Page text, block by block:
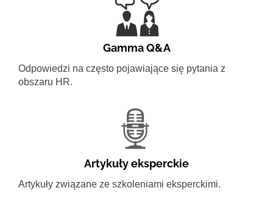
Gamma Q&A
Odpowiedzi na często pojawiające się pytania z
obszaru HR.
Artykuły eksperckie
Artykuły związane ze szkoleniami eksperckimi.